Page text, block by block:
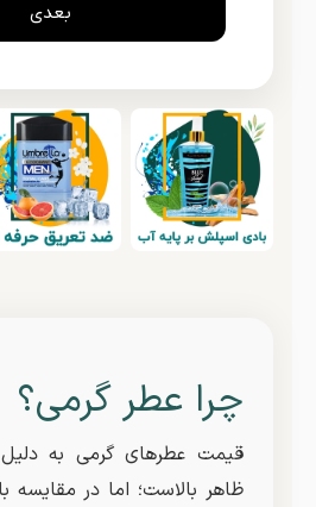
بعدی
چرا عطر گرمی؟
قیمت عطرهای گرمی به
ظاهر بالاست؛ اما در مقایسه